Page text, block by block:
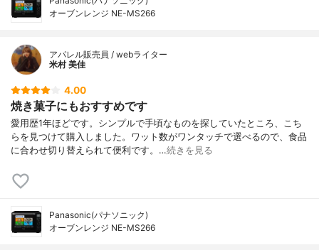
オーブンレンジ NE-MS266
アパレル販売員 / webライター
米村 美佳
4.00
焼き菓子にもおすすめです
愛用歴1年ほどです。シンプルで手頃なものを探していたところ、こち
らを見つけて購入しました。ワット数がワンタッチで選べるので、食品
に合わせ切り替えられて便利です。…続きを見る
Panasonic(パナソニック)
オーブンレンジ NE-MS266